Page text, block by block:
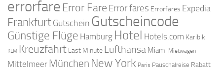
errorfare Error Fare Error fares Errorfares Expedia
FrankfurtGutschein Gutscheincode
Günstige Flüge Hamburg Hotel Hotels.com Karibik
KLM Kreuzfahrt Last Minute Lufthansa Miami Mietwagen
Mittelmeer München New York Paris Pauschalreise Rabatt